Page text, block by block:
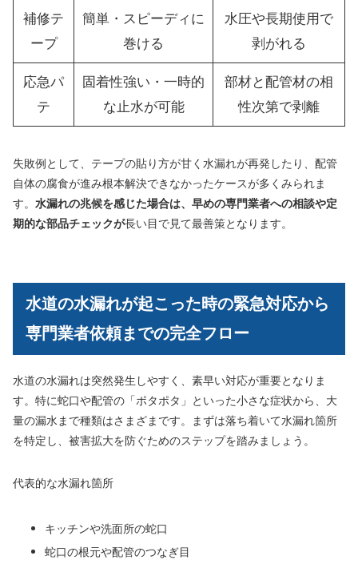
補修テ
ープ
簡単・スピーディに
巻ける
水圧や長期使用で
剥がれる
応急パ
テ
固着性強い・一時的
な止水が可能
部材と配管材の相
性次第で剥離
失敗例として、テープの貼り方が甘く水漏れが再発したり、配管
自体の腐食が進み根本解決できなかったケースが多くみられま
す。 水漏れの兆候を感じた場合は、早めの専門業者への相談や定
期的な部品チェックが長い目で見て最善策となります。
水道の水漏れが起こった時の緊急対応から
専門業者依頼までの完全フロー
水道の水漏れは突然発生しやすく、素早い対応が重要となりま
す。特に蛇口や配管の「ポタポタ」といった小さな症状から、大
量の漏水まで種類はさまざまです。まずは落ち着いて水漏れ箇所
を特定し、被害拡大を防ぐためのステップを踏みましょう。
代表的な水漏れ箇所
キッチンや洗面所の蛇口
蛇口の根元や配管のつなぎ目